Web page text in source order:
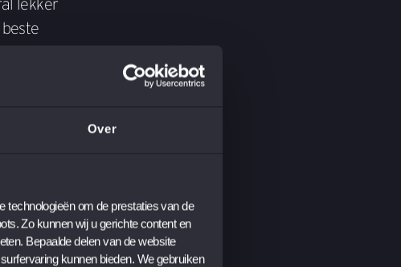
Over
technologieën om de prestaties van de
Zo kunnen wij u gerichte content en
Bepaalde delen van de website
kunnen bieden. We gebruiken
lekker